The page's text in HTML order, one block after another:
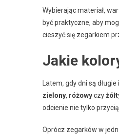
Wybierając materiał,
być praktyczne, aby
cieszyć się zegarkiem
Jakie
Latem, gdy dni są
zielony, różowyczy
odcienie nie tylko
Oprócz zegarków w